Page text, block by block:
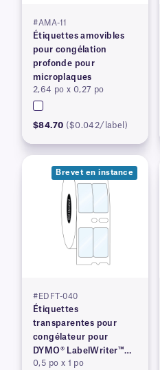
#AMA-11
Étiquettes amovibles
pour congélation
profonde pour
microplaques
2,64 po x 0,27 po
$84.70 ($0.042/label)
Brevet en instance
#EDFT-040
Étiquettes
transparentes pour
congélateur pour
DYMO® LabelWriter™
série 450, brevet en
0,5 po x 1 po